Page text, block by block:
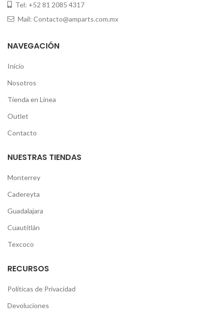
Tel: +52 81 2085 4317
Mail: Contacto@amparts.com.mx
NAVEGACIÓN
Inicio
Nosotros
Tienda en Línea
Outlet
Contacto
NUESTRAS TIENDAS
Monterrey
Cadereyta
Guadalajara
Cuautitlán
Texcoco
RECURSOS
Políticas de Privacidad
Devoluciones